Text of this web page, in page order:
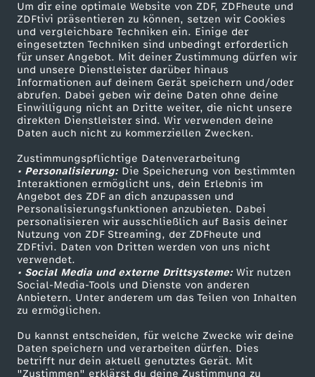
Um dir eine optimale Website von ZDF, ZDFheute und
ZDFtivi präsentieren zu können, setzen wir Cookies
und vergleichbare Techniken ein. Einige der
eingesetzten Techniken sind unbedingt erforderlich
für unser Angebot. Mit deiner Zustimmung dürfen wir
und unsere Dienstleister darüber hinaus
Informationen auf deinem Gerät speichern und/oder
abrufen. Dabei geben wir deine Daten ohne deine
Einwilligung nicht an Dritte weiter, die nicht unsere
direkten Dienstleister sind. Wir verwenden deine
Daten auch nicht zu kommerziellen Zwecken.
Zustimmungspflichtige Datenverarbeitung
• Personalisierung:Die Speicherung von bestimmten
Interaktionen ermöglicht uns, dein Erlebnis im
Angebot des ZDF an dich anzupassen und
Personalisierungsfunktionen anzubieten. Dabei
personalisieren wir ausschließlich auf Basis deiner
Nutzung von ZDF Streaming, der ZDFheute und
ZDFtivi. Daten von Dritten werden von uns nicht
verwendet.
• Social Media und externe Drittsysteme:Wir nutzen
Social-Media-Tools und Dienste von anderen
Anbietern. Unter anderem um das Teilen von Inhalten
zu ermöglichen.
Du kannst entscheiden, für welche Zwecke wir deine
Daten speichern und verarbeiten dürfen. Dies
betrifft nur dein aktuell genutztes Gerät. Mit
"Zustimmen" erklärst du deine Zustimmung zu
Mehr ZDF
ZDF-Apps
Smart TV
ZDFtext
Livestreams
Sendungen A-Z
TV-Programm
Service
ZDFmitreden
Kontakt zum ZDF
Tickets
Zuschauerservice
Hilfe
ZDF Unternehmen
Karriere
ZDF goes Schule
Werbefernsehen